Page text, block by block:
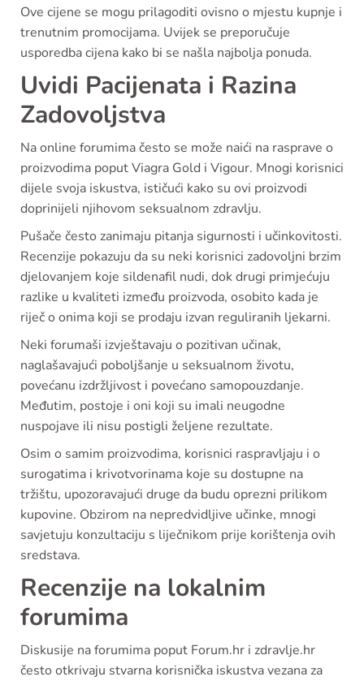
Ove cijene se mogu prilagoditi ovisno o mjestu kupnje i
trenutnim promocijama. Uvijek se preporučuje
usporedba cijena kako bi se našla najbolja ponuda.
Uvidi Pacijenata i Razina
Zadovoljstva
Na online forumima često se može naići na rasprave o
proizvodima poput Viagra Gold i Vigour. Mnogi korisnici
dijele svoja iskustva, ističući kako su ovi proizvodi
doprinijeli njihovom seksualnom zdravlju.
Pušače često zanimaju pitanja sigurnosti i učinkovitosti.
Recenzije pokazuju da su neki korisnici zadovoljni brzim
djelovanjem koje sildenafil nudi, dok drugi primjećuju
razlike u kvaliteti između proizvoda, osobito kada je
riječ o onima koji se prodaju izvan reguliranih ljekarni.
Neki forumaši izvještavaju o pozitivan učinak,
naglašavajući poboljšanje u seksualnom životu,
povećanu izdržljivost i povećano samopouzdanje.
Međutim, postoje i oni koji su imali neugodne
nuspojave ili nisu postigli željene rezultate.
Osim o samim proizvodima, korisnici raspravljaju i o
surogatima i krivotvorinama koje su dostupne na
tržištu, upozoravajući druge da budu oprezni prilikom
kupovine. Obzirom na nepredvidljive učinke, mnogi
savjetuju konzultaciju s liječnikom prije korištenja ovih
sredstava.
Recenzije na lokalnim
forumima
Diskusije na forumima poput Forum.hr i zdravlje.hr
često otkrivaju stvarna korisnička iskustva vezana za